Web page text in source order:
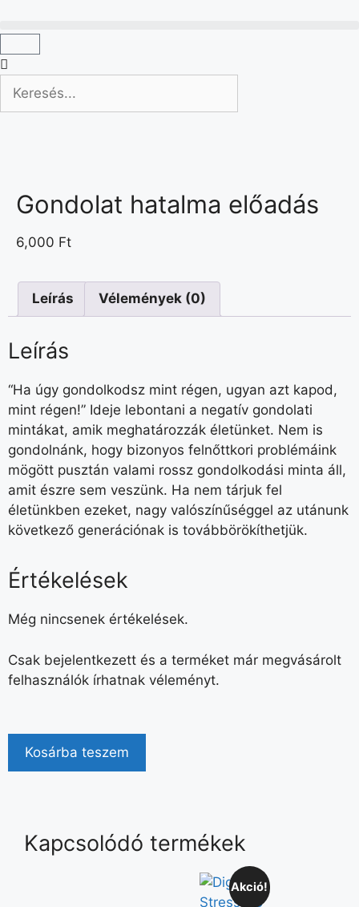
Gondolat hatalma előadás
6,000 Ft
Leírás Vélemények (0)
Leírás
“Ha úgy gondolkodsz mint régen, ugyan azt kapod,
mint régen!” Ideje lebontani a negatív gondolati
mintákat, amik meghatározzák életünket. Nem is
gondolnánk, hogy bizonyos felnőttkori problémáink
mögött pusztán valami rossz gondolkodási minta áll,
amit észre sem veszünk. Ha nem tárjuk fel
életünkben ezeket, nagy valószínűséggel az utánunk
következő generációnak is továbbörökíthetjük.
Értékelések
Még nincsenek értékelések.
Csak bejelentkezett és a terméket már megvásárolt
felhasználók írhatnak véleményt.
Kosárba teszem
Kapcsolódó termékek
Akció!